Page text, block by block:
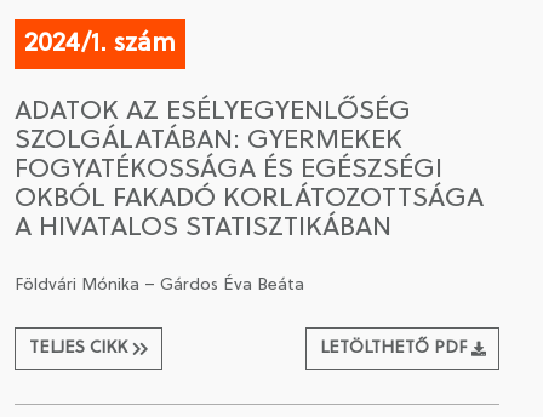
2024/1. szám
ADATOK AZ ESÉLYEGYENLŐSÉG
SZOLGÁLATÁBAN: GYERMEKEK
FOGYATÉKOSSÁGA ÉS EGÉSZSÉGI
OKBÓL FAKADÓ KORLÁTOZOTTSÁGA
A HIVATALOS STATISZTIKÁBAN
Földvári Mónika – Gárdos Éva Beáta
TELJES CIKK LETÖLTHETŐ PDF